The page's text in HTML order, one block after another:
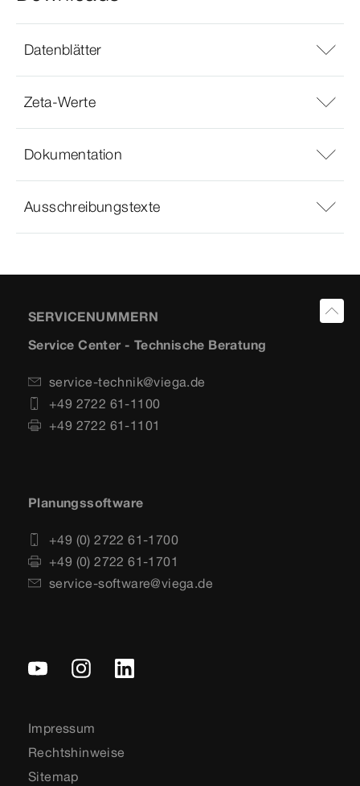
Datenblätter
Zeta-Werte
Dokumentation
Ausschreibungstexte
SERVICENUMMERN
Service Center - Technische Beratung
service-technik@viega.de
+49 2722 61-1100
+49 2722 61-1101
Planungssoftware
+49 (0) 2722 61-1700
+49 (0) 2722 61-1701
service-software@viega.de
Impressum
Rechtshinweise
Sitemap